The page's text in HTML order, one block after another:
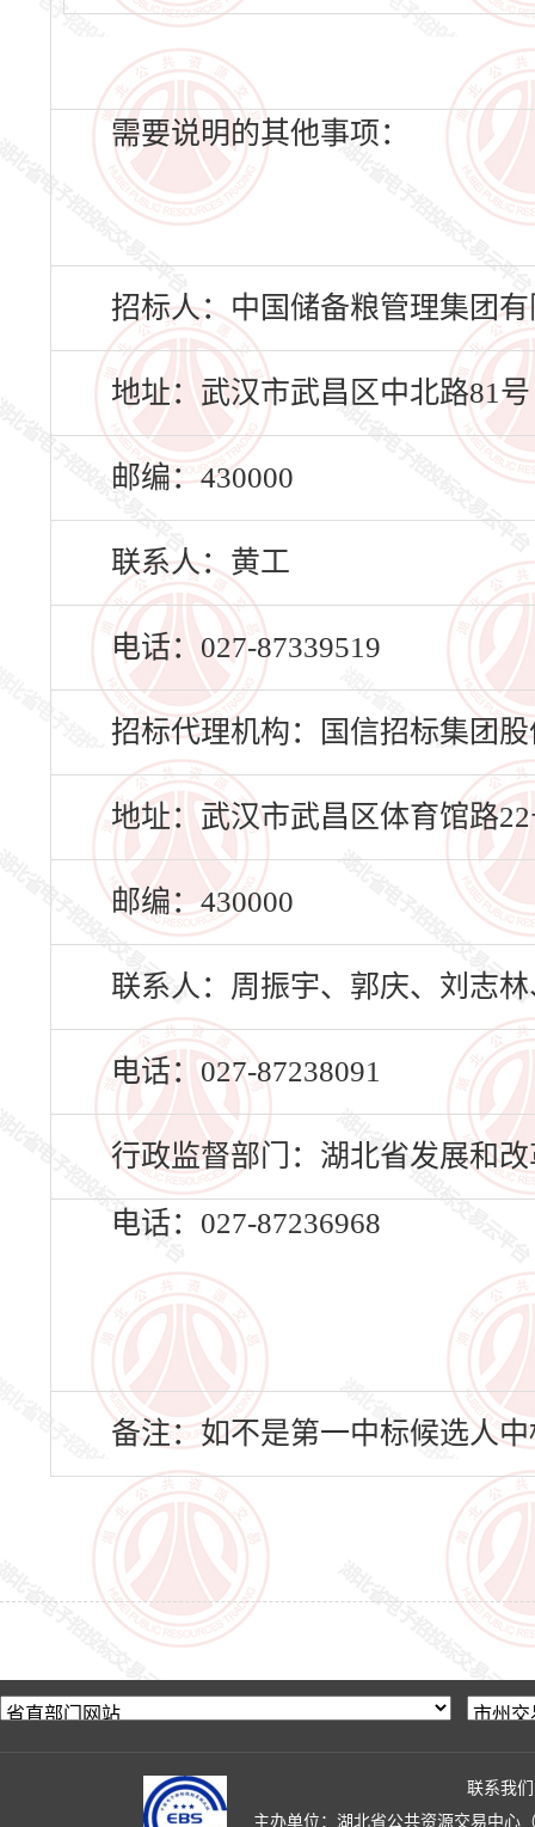
需要说明的其他事项：
招标人：中国储备粮管理集团
地址：武汉市武昌区中北路81号
邮编：430000
联系人：黄工
电话：027-87339519
招标代理机构：国信招标集团
地址：武汉市武昌区体育馆路
邮编：430000
联系人：周振宇、郭庆、刘志
电话：027-87238091
行政监督部门：湖北省发展和
电话：027-87236968
备注：如不是第一中标候选人
联系我们
主办单位：湖北省公共资源交易中心